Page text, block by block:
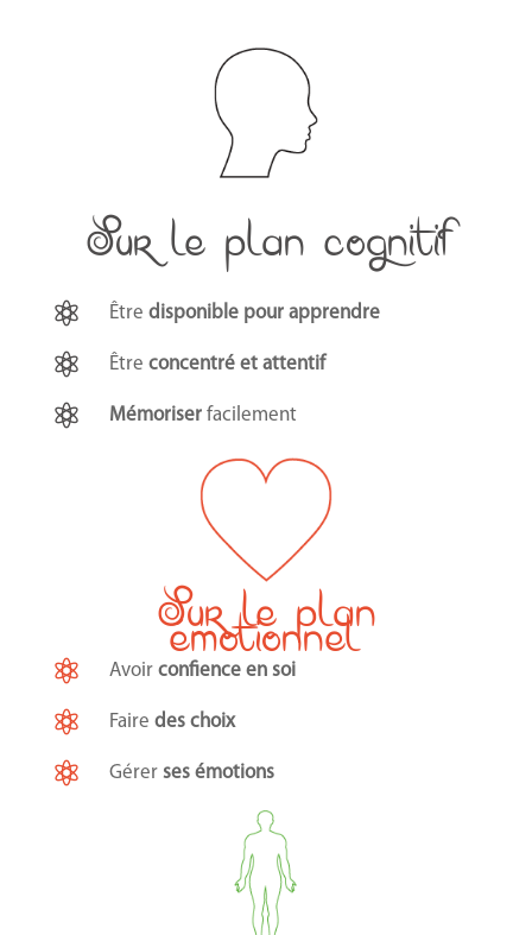
Sur le plan cognitif
 Être disponible pour apprendre
 Être concentré et attentif
 Mémoriserfacilement
Sur le plan
émotionnel
 Avoir confience en soi
 Faire des choix
 Gérer ses émotions